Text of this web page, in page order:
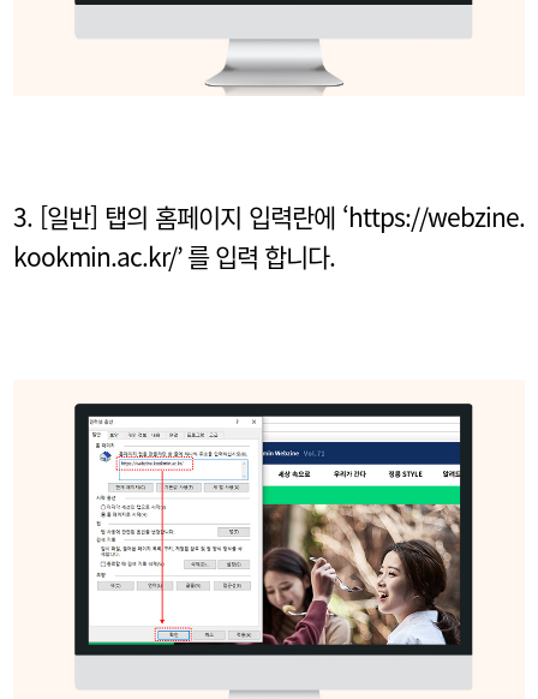
3. [일반] 탭의 홈페이지 입력란에 ‘https://webzine.
kookmin.ac.kr/’ 를 입력 합니다.